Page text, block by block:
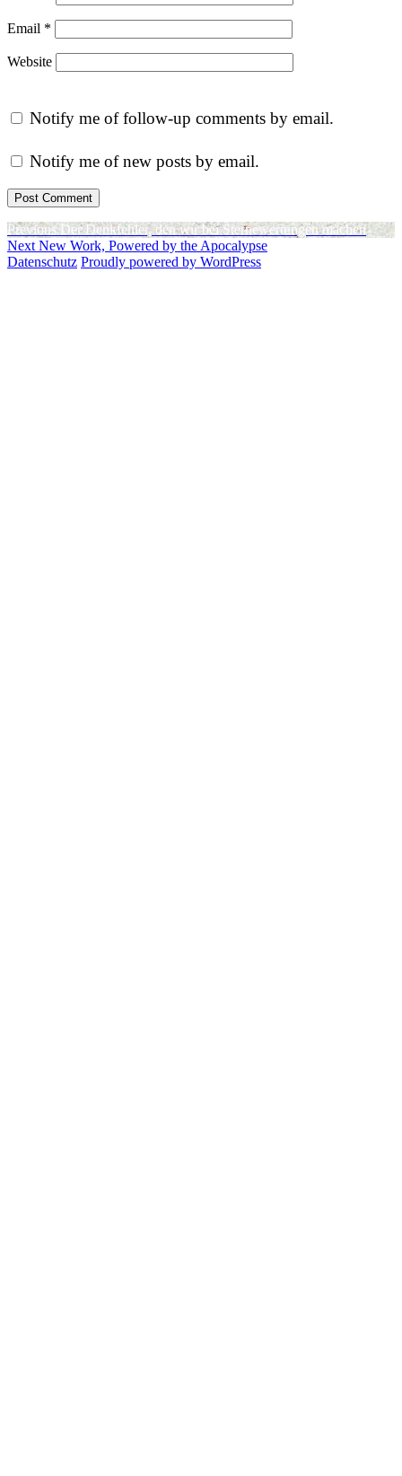
Email *
Website
Notify me of follow-up comments by email.
Notify me of new posts by email.
Post
navigation
Previous Previous
post:
Der Denkfehler, den wir bei Sternewertungen machen
Next Next
post:
New Work, Powered by the Apocalypse
Datenschutz Proudly powered by WordPress